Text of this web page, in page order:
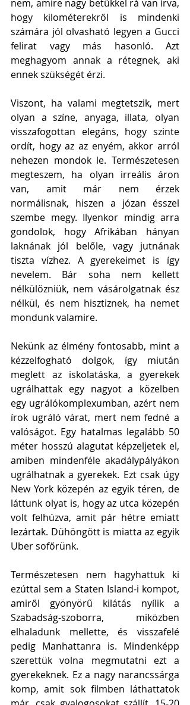
nem, amire nagy betűkkel rá van írva,
hogy kilométerekről is mindenki
számára jól olvasható legyen a Gucci
felirat vagy más hasonló. Azt
meghagyom annak a rétegnek, aki
ennek szükségét érzi.
Viszont, ha valami megtetszik, mert
olyan a színe, anyaga, illata, olyan
visszafogottan elegáns, hogy szinte
ordít, hogy az az enyém, akkor arról
nehezen mondok le. Természetesen
megteszem, ha olyan irreális áron
van, amit már nem érzek
normálisnak, hiszen a józan ésszel
szembe megy. Ilyenkor mindig arra
gondolok, hogy Afrikában hányan
laknának jól belőle, vagy jutnának
tiszta vízhez. A gyerekeimet is így
nevelem. Bár soha nem kellett
nélkülözniük, nem vásárolgatnak ész
nélkül, és nem hisztiznek, ha nemet
mondunk valamire.
Nekünk az élmény fontosabb, mint a
kézzelfogható dolgok, így miután
meglett az iskolatáska, a gyerekek
ugrálhattak egy nagyot a közelben
egy ugrálókomplexumban, azért nem
írok ugráló várat, mert nem fedné a
valóságot. Egy hatalmas legalább 50
méter hosszú alagutat képzeljetek el,
amiben mindenféle akadálypályákon
ugrálhatnak a gyerekek. Ezt csak úgy
New York közepén az egyik téren, de
láttunk olyat is, hogy az utca közepén
volt felhúzva, amit pár hétre emiatt
lezártak. Dühöngött is miatta az egyik
Uber sofőrünk.
Természetesen nem hagyhattuk ki
ezúttal sem a Staten Island-i kompot,
amiről gyönyörű kilátás nyílik a
Szabadság-szoborra, miközben
elhaladunk mellette, és visszafelé
pedig Manhattanra is. Mindenképp
szerettük volna megmutatni ezt a
gyerekeknek. Ez a nagy narancssárga
komp, amit sok filmben láthattatok